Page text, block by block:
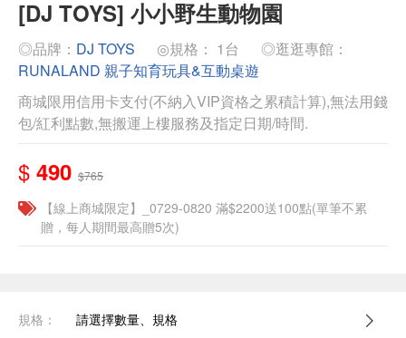
[DJ TOYS] 小小野生動物園
◎品牌： DJ TOYS ◎規格： 1台
◎逛逛專館：
RUNALAND 親子知育玩具&互動桌遊
商城限用信用卡支付(不納入VIP資格之累積計算),無法用錢
包/紅利點數,無搬運上樓服務及指定日期/時間.
$ 490 $765
【線上商城限定】_0729-0820 滿$2200送100點(單筆不累
贈，每人期間最高贈5次)
規格： 請選擇數量、規格